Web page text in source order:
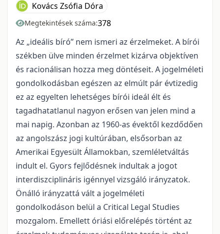
Kovács Zsófia Dóra
Megtekintések száma:378
Az „ideális bíró” nem ismeri az érzelmeket. A bírói
székben ülve minden érzelmet kizárva objektíven
és racionálisan hozza meg döntéseit. A jogelméleti
gondolkodásban egészen az elmúlt pár évtizedig
ez az egyelten lehetséges bírói ideál élt és
tagadhatatlanul nagyon erősen van jelen mind a
mai napig. Azonban az 1960-as évektől kezdődően
az angolszász jogi kultúrában, elsősorban az
Amerikai Egyesült Államokban, szemléletváltás
indult el. Gyors fejlődésnek indultak a jogot
interdiszciplináris igénnyel vizsgáló irányzatok.
Önálló irányzattá vált a jogelméleti
gondolkodáson belül a Critical Legal Studies
mozgalom. Emellett óriási előrelépés történt az